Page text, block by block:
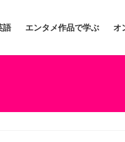
語 エンタメ作品で学ぶ オ